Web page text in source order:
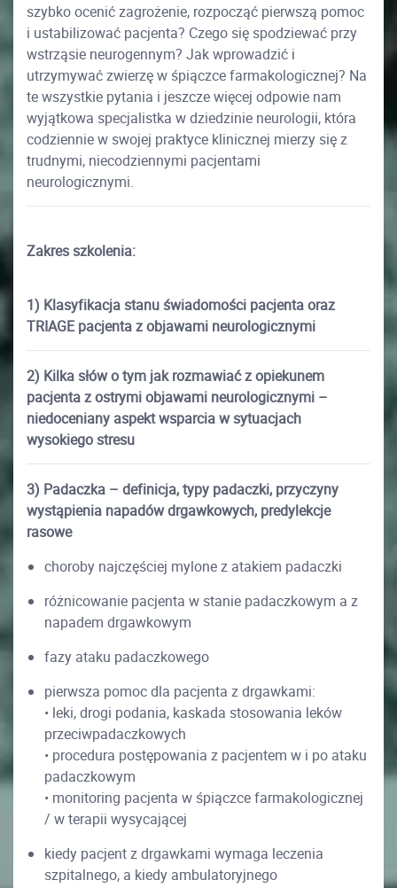
szybko ocenić zagrożenie, rozpocząć pierwszą pomoc
i ustabilizować pacjenta? Czego się spodziewać przy
wstrząsie neurogennym? Jak wprowadzić i
utrzymywać zwierzę w śpiączce farmakologicznej? Na
te wszystkie pytania i jeszcze więcej odpowie nam
wyjątkowa specjalistka w dziedzinie neurologii, która
codziennie w swojej praktyce klinicznej mierzy się z
trudnymi, niecodziennymi pacjentami
neurologicznymi.
Zakres szkolenia:
1) Klasyfikacja stanu świadomości pacjenta oraz
TRIAGE pacjenta z objawami neurologicznymi
2) Kilka słów o tym jak rozmawiać z opiekunem
pacjenta z ostrymi objawami neurologicznymi –
niedoceniany aspekt wsparcia w sytuacjach
wysokiego stresu
3) Padaczka – definicja, typy padaczki, przyczyny
wystąpienia napadów drgawkowych, predylekcje
rasowe
choroby najczęściej mylone z atakiem padaczki
różnicowanie pacjenta w stanie padaczkowym a z
napadem drgawkowym
fazy ataku padaczkowego
pierwsza pomoc dla pacjenta z drgawkami:
• leki, drogi podania, kaskada stosowania leków
przeciwpadaczkowych
• procedura postępowania z pacjentem w i po ataku
padaczkowym
• monitoring pacjenta w śpiączce farmakologicznej
/ w terapii wysycającej
kiedy pacjent z drgawkami wymaga leczenia
szpitalnego, a kiedy ambulatoryjnego